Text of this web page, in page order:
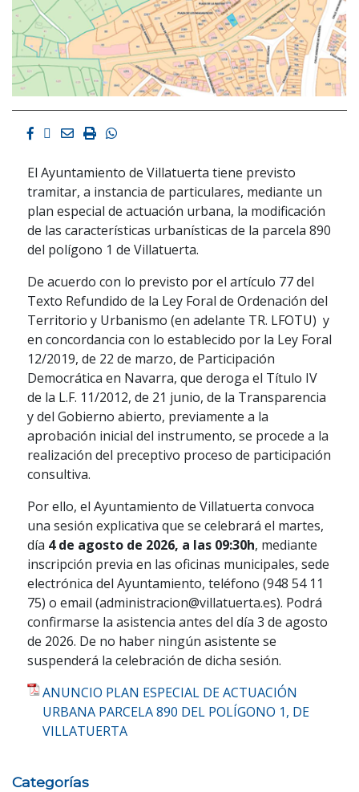
Facebook
Twitter
EmailImprimirWhatsapp
El Ayuntamiento de Villatuerta tiene previsto
tramitar, a instancia de particulares, mediante un
plan especial de actuación urbana, la modificación
de las características urbanísticas de la parcela 890
del polígono 1 de Villatuerta.
De acuerdo con lo previsto por el artículo 77 del
Texto Refundido de la Ley Foral de Ordenación del
Territorio y Urbanismo (en adelante TR. LFOTU) y
en concordancia con lo establecido por la Ley Foral
12/2019, de 22 de marzo, de Participación
Democrática en Navarra, que deroga el Título IV
de la L.F. 11/2012, de 21 junio, de la Transparencia
y del Gobierno abierto, previamente a la
aprobación inicial del instrumento, se procede a la
realización del preceptivo proceso de participación
consultiva.
Por ello, el Ayuntamiento de Villatuerta convoca
una sesión explicativa que se celebrará el martes,
día 4 de agosto de 2026, a las 09:30h, mediante
inscripción previa en las oficinas municipales, sede
electrónica del Ayuntamiento, teléfono (948 54 11
75) o email (administracion@villatuerta.es). Podrá
confirmarse la asistencia antes del día 3 de agosto
de 2026. De no haber ningún asistente se
suspenderá la celebración de dicha sesión.
ANUNCIO PLAN ESPECIAL DE ACTUACIÓN
URBANA PARCELA 890 DEL POLÍGONO 1, DE
VILLATUERTA
Categorías